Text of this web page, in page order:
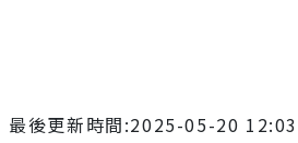
最後更新時間:2025-05-20 12:03